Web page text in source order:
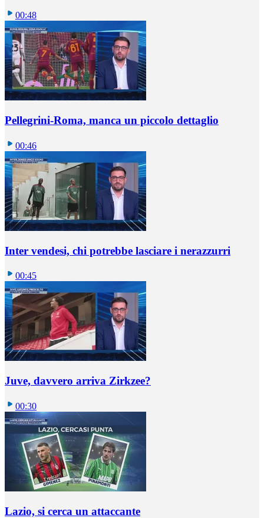
00:48
Pellegrini-Roma, manca un piccolo dettaglio
00:46
Inter vendesi, chi potrebbe lasciare i nerazzurri
00:45
Juve, davvero arriva Zirkzee?
00:30
Lazio, si cerca un attaccante